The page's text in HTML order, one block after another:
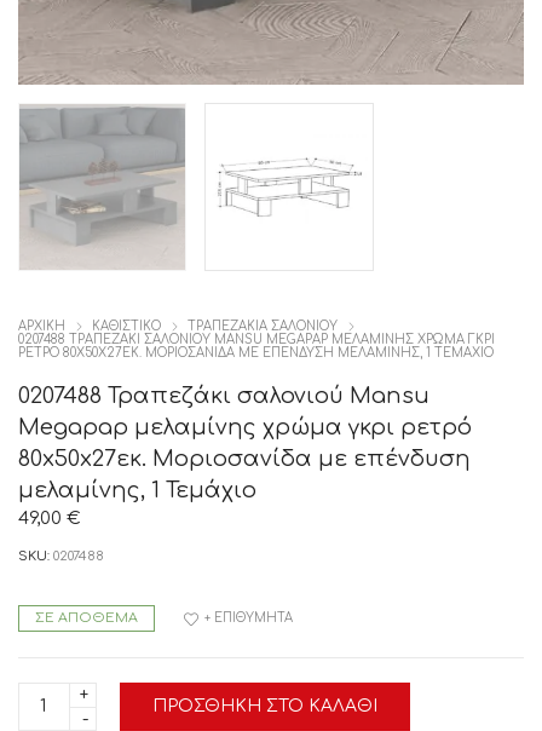
ΑΡΧΙΚΉ ΚΑΘΙΣΤΙΚΟ
ΤΡΑΠΕΖΑΚΙΑ ΣΑΛΟΝΙΟΥ
0207488 ΤΡΑΠΕΖΆΚΙ ΣΑΛΟΝΙΟΎ MANSU MEGAPAP ΜΕΛΑΜΊΝΗΣ ΧΡΏΜΑ ΓΚΡΙ
ΡΕΤΡΌ 80X50X27ΕΚ. ΜΟΡΙΟΣΑΝΊΔΑ ΜΕ ΕΠΈΝΔΥΣΗ ΜΕΛΑΜΊΝΗΣ, 1 ΤΕΜΆΧΙΟ
0207488 Τραπεζάκι σαλονιού Mansu
Megapap μελαμίνης χρώμα γκρι ρετρό
80x50x27εκ. Μοριοσανίδα με επένδυση
μελαμίνης, 1 Τεμάχιο
49,00 €
SKU: 0207488
ΣΕ ΑΠΌΘΕΜΑ
0207488
Τραπεζάκι
σαλονιού
ΠΡΟΣΘΉΚΗ ΣΤΟ ΚΑΛΆΘΙ
+ ΕΠΙΘΥΜΗΤΆ